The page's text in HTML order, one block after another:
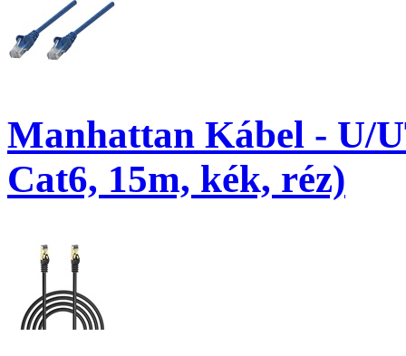
Manhattan Kábel - U/
Cat6, 15m, kék, réz)